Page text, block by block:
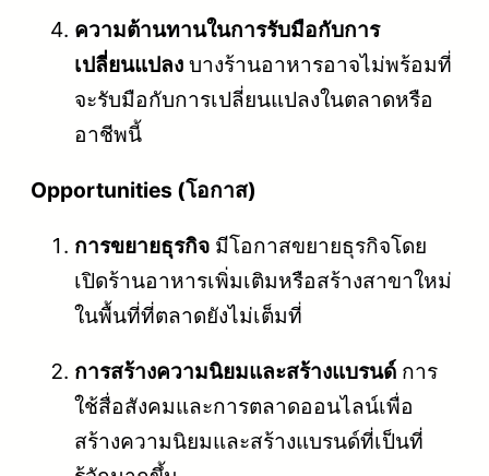
ความต้านทานในการรับมือกับการ
เปลี่ยนแปลง บางร้านอาหารอาจไม่พร้อมที่
จะรับมือกับการเปลี่ยนแปลงในตลาดหรือ
อาชีพนี้
Opportunities (โอกาส)
การขยายธุรกิจ มีโอกาสขยายธุรกิจโดย
เปิดร้านอาหารเพิ่มเติมหรือสร้างสาขาใหม่
ในพื้นที่ที่ตลาดยังไม่เต็มที่
การสร้างความนิยมและสร้างแบรนด์ การ
ใช้สื่อสังคมและการตลาดออนไลน์เพื่อ
สร้างความนิยมและสร้างแบรนด์ที่เป็นที่